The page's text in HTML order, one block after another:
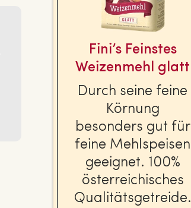
Fini’s Feinstes
Wei­zen­mehl glatt
Durch seine feine
Körnung
besonders gut für
feine Mehl­spei­sen
geeignet. 100%
ös­ter­rei­chi­sches
Qua­li­täts­ge­trei­de.